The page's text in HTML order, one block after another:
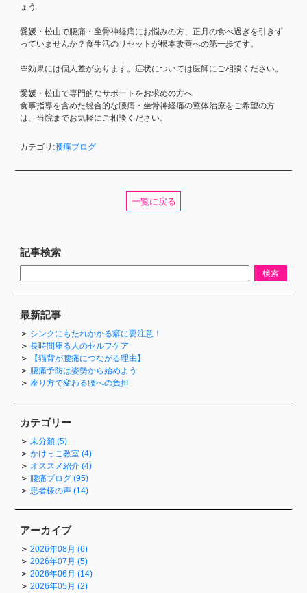
ょう
愛媛・松山で腰痛・坐骨神経痛にお悩みの方、正月の食べ過ぎを引きず
っていませんか？食生活のリセットが根本改善への第一歩です。
※効果には個人差があります。症状については医師にご相談ください。
愛媛・松山で専門的なサポートをお求めの方へ
食事指導を含めた総合的な腰痛・坐骨神経痛の整体治療をご希望の方
は、当院までお気軽にご相談ください。
カテゴリ:腰痛ブログ
一覧に戻る
記事検索
最新記事
シンクにもたれかかる癖に要注意！
長時間座る人のセルフケア
【猫背が腰痛につながる理由】
腰痛予防は姿勢から始めよう
座り方で変わる腰への負担
カテゴリー
未分類 (5)
かけっこ教室 (4)
オススメ紹介 (4)
腰痛ブログ (95)
患者様の声 (14)
アーカイブ
2026年08月 (6)
2026年07月 (5)
2026年06月 (14)
2026年05月 (2)